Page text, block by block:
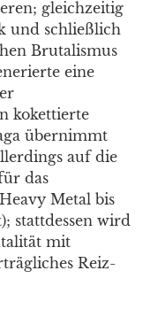
gleichzeitig
und schließlich
Brutalismus
eine
kokettierte
übernimmt
auf die
das
Metal bis
stattdessen wird
mit
Reiz-